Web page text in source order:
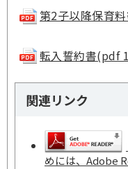
第2子以降保育
転入誓約書(pdf
関連リンク
めには、Adobe